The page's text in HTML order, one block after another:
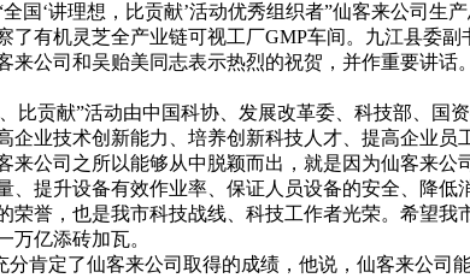
国‘讲理想，比贡献’活动优秀组织者”仙客来公司
了有机灵芝全产业链可视工厂GMP车间。九江县委
来公司和吴贻美同志表示热烈的祝贺，并作重要讲
贡献”活动由中国科协、发展改革委、科技部、国
企业技术创新能力、培养创新科技人才、提高企业
来公司之所以能够从中脱颖而出，就是因为仙客来
、提升设备有效作业率、保证人员设备的安全、降
荣誉，也是我市科技战线、科技工作者光荣。希望
万亿添砖加瓦。
定了仙客来公司取得的成绩，他说，仙客来公司